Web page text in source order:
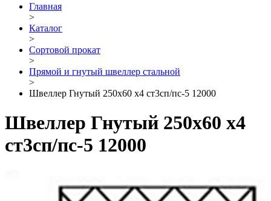
Главная
>
Каталог
>
Сортовой прокат
>
Прямой и гнутый швеллер стальной
>
Швеллер Гнутый 250х60 х4 ст3сп/пс-5 12000
Швеллер Гнутый 250х60 х4
ст3сп/пс-5 12000